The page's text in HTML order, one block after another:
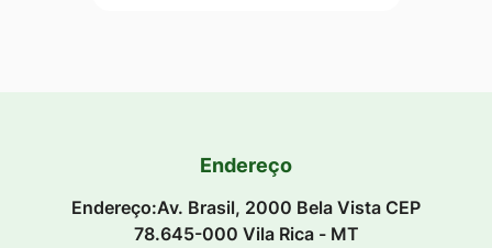
Endereço
Endereço:Av. Brasil, 2000 Bela Vista CEP
78.645-000 Vila Rica - MT